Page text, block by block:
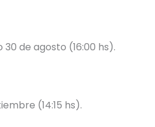
de agosto (16:00 hs).
(14:15 hs).